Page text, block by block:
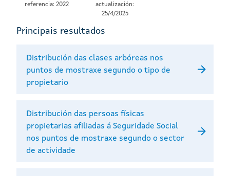
referencia: 2022
actualización:
25/4/2025
Principais resultados
Distribución das clases arbóreas nos
puntos de mostraxe segundo o tipo de
propietario
Distribución das persoas físicas
propietarias afiliadas á Seguridade Social
nos puntos de mostraxe segundo o sector
de actividade